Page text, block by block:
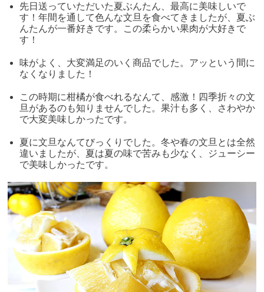
先日送っていただいた夏ぶんたん、最高に美味しいで
す！年間を通して色んな文旦を食べてきましたが、夏ぶ
んたんが一番好きです。この柔らかい果肉が大好きで
す！
味がよく、大変満足のいく商品でした。アッという間に
なくなりました！
この時期に柑橘が食べれるなんて、感激！四季折々の文
旦があるのも知りませんでした。果汁も多く、さわやか
で大変美味しかったです。
夏に文旦なんてびっくりでした。冬や春の文旦とは全然
違いましたが、夏は夏の味で苦みも少なく、ジューシー
で美味しかったです。